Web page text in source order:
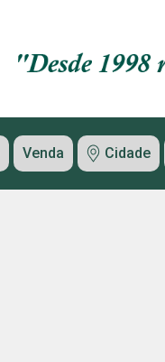
Venda Cidade